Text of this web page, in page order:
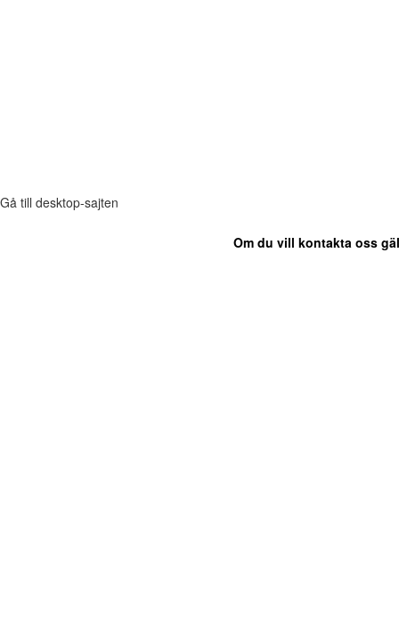
Gå till desktop-sajten
Om du vill kontakta oss